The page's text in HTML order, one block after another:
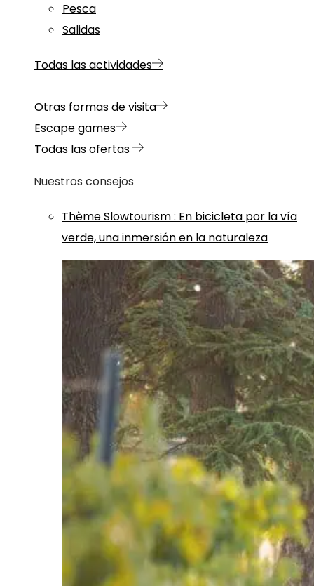
Pesca
Salidas
Todas las actividades
Otras formas de visita
Escape games
Todas las ofertas
Nuestros consejos
ThèmeSlowtourism: En bicicleta por la vía
verde, una inmersión en la naturaleza